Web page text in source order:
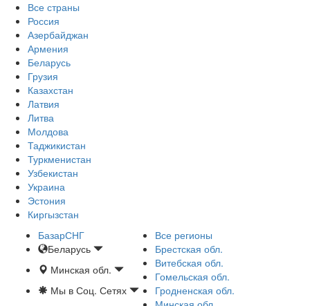
Все страны
Россия
Азербайджан
Армения
Беларусь
Грузия
Казахстан
Латвия
Литва
Молдова
Таджикистан
Туркменистан
Узбекистан
Украина
Эстония
Киргызстан
БазарСНГ
Беларусь
Минская обл.
Мы в Соц. Сетях
Все регионы
Брестская обл.
Витебская обл.
Гомельская обл.
Гродненская обл.